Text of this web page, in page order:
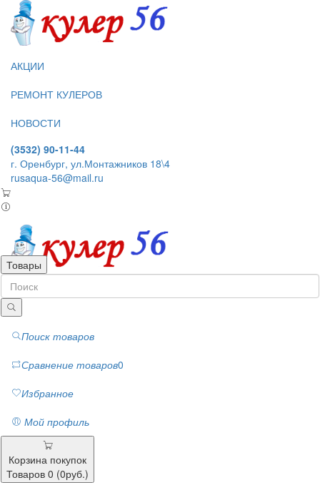
АКЦИИ
РЕМОНТ КУЛЕРОВ
НОВОСТИ
(3532) 90-11-44
г. Оренбург, ул.Монтажников 18\4
rusaqua-56@mail.ru
Товары
Поиск товаров
Сравнение товаров0
Избранное
Мой профиль
Корзина покупок
Товаров 0 (0руб.)